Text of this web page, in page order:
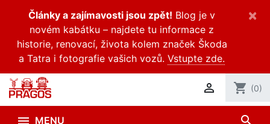
Články a zajímavosti jsou zpět! Blog je v
novém kabátku – najdete tu informace z
historie, renovací, života kolem značek Škoda
a Tatra i fotografie vašich vozů. Vstupte zde.
×
 shopping_cart (0)
 MENU search